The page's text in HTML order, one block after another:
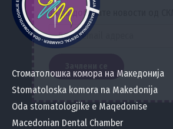
Стоматолошка комора на Македонија
Stomatoloska komora na Makedonija
Oda stomatologjike e Maqedonise
Macedonian Dental Chamber
за да добивате новости од СКМ